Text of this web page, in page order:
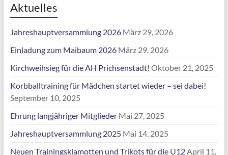
Aktuelles
Jahreshauptversammlung 2026 März 29, 2026
Einladung zum Maibaum 2026 März 29, 2026
Kirchweihsieg für die AH Prichsenstadt! Oktober 21, 2025
Korbballtraining für Mädchen startet wieder – sei dabei!
September 10, 2025
Ehrung langjähriger Mitglieder Mai 27, 2025
Jahreshauptversammlung 2025 Mai 14, 2025
Neuen Trainingsklamotten und Trikots für die U12April 11,